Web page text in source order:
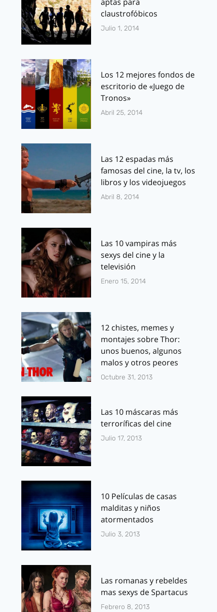
claustrofóbicos
Julio 1, 2014
Los 12 mejores fondos de
escritorio de «Juego de
Tronos»
Abril 25, 2014
Las 12 espadas más
famosas del cine, la tv, los
libros y los videojuegos
Abril 8, 2014
Las 10 vampiras más
sexys del cine y la
televisión
Enero 15, 2014
12 chistes, memes y
montajes sobre Thor:
unos buenos, algunos
malos y otros peores
Octubre 31, 2013
Las 10 máscaras más
terroríficas del cine
Julio 17, 2013
10 Películas de casas
malditas y niños
atormentados
Julio 3, 2013
Las romanas y rebeldes
mas sexys de Spartacus
Febrero 8, 2013